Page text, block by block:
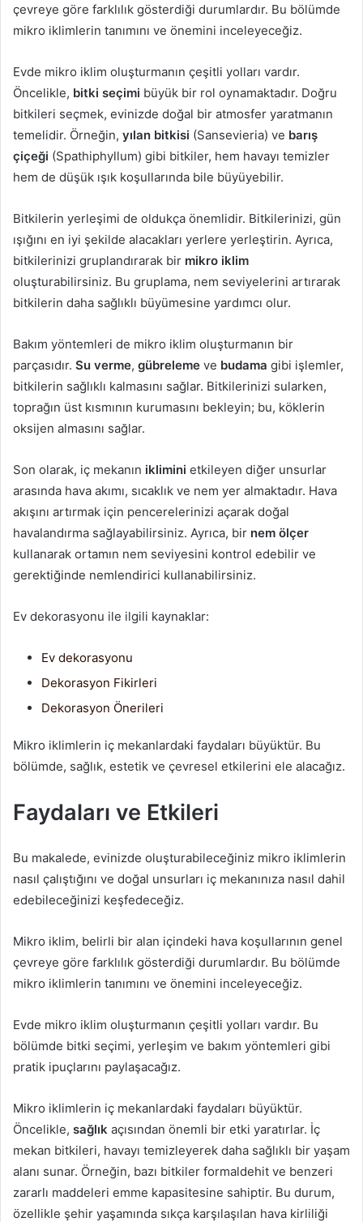
çevreye göre farklılık gösterdiği durumlardır. Bu bölümde
mikro iklimlerin tanımını ve önemini inceleyeceğiz.
Evde mikro iklim oluşturmanın çeşitli yolları vardır.
Öncelikle, bitki seçimi büyük bir rol oynamaktadır. Doğru
bitkileri seçmek, evinizde doğal bir atmosfer yaratmanın
temelidir. Örneğin, yılan bitkisi (Sansevieria) ve barış
çiçeği (Spathiphyllum) gibi bitkiler, hem havayı temizler
hem de düşük ışık koşullarında bile büyüyebilir.
Bitkilerin yerleşimi de oldukça önemlidir. Bitkilerinizi, gün
ışığını en iyi şekilde alacakları yerlere yerleştirin. Ayrıca,
bitkilerinizi gruplandırarak bir mikro iklim
oluşturabilirsiniz. Bu gruplama, nem seviyelerini artırarak
bitkilerin daha sağlıklı büyümesine yardımcı olur.
Bakım yöntemleri de mikro iklim oluşturmanın bir
parçasıdır. Su verme, gübreleme ve budama gibi işlemler,
bitkilerin sağlıklı kalmasını sağlar. Bitkilerinizi sularken,
toprağın üst kısmının kurumasını bekleyin; bu, köklerin
oksijen almasını sağlar.
Son olarak, iç mekanın iklimini etkileyen diğer unsurlar
arasında hava akımı, sıcaklık ve nem yer almaktadır. Hava
akışını artırmak için pencerelerinizi açarak doğal
havalandırma sağlayabilirsiniz. Ayrıca, bir nem ölçer
kullanarak ortamın nem seviyesini kontrol edebilir ve
gerektiğinde nemlendirici kullanabilirsiniz.
Ev dekorasyonu ile ilgili kaynaklar:
Ev dekorasyonu
Dekorasyon Fikirleri
Dekorasyon Önerileri
Mikro iklimlerin iç mekanlardaki faydaları büyüktür. Bu
bölümde, sağlık, estetik ve çevresel etkilerini ele alacağız.
Faydaları ve Etkileri
Bu makalede, evinizde oluşturabileceğiniz mikro iklimlerin
nasıl çalıştığını ve doğal unsurları iç mekanınıza nasıl dahil
edebileceğinizi keşfedeceğiz.
Mikro iklim, belirli bir alan içindeki hava koşullarının genel
çevreye göre farklılık gösterdiği durumlardır. Bu bölümde
mikro iklimlerin tanımını ve önemini inceleyeceğiz.
Evde mikro iklim oluşturmanın çeşitli yolları vardır. Bu
bölümde bitki seçimi, yerleşim ve bakım yöntemleri gibi
pratik ipuçlarını paylaşacağız.
Mikro iklimlerin iç mekanlardaki faydaları büyüktür.
Öncelikle, sağlık açısından önemli bir etki yaratırlar. İç
mekan bitkileri, havayı temizleyerek daha sağlıklı bir yaşam
alanı sunar. Örneğin, bazı bitkiler formaldehit ve benzeri
zararlı maddeleri emme kapasitesine sahiptir. Bu durum,
özellikle şehir yaşamında sıkça karşılaşılan hava kirliliği